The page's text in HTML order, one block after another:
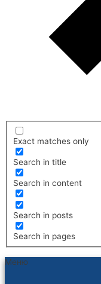
Exact matches only
Search in title
Search in content
Search in posts
Search in pages
Меню